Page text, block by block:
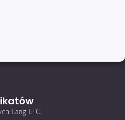
Lang LTC